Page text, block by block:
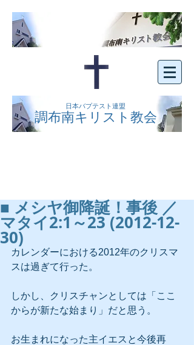
日本バプテスト連盟
調布南キリスト教会
■ メシヤ御降誕！事後 ／
マタイ2:1～23 (2012-12-
30)
カレンダーにおける2012年のクリスマ
スは過ぎて行った。
しかし、クリスチャンとしては「ここ
からが新たな始まり」だと思う。
お生まれになった主イエスと今後再